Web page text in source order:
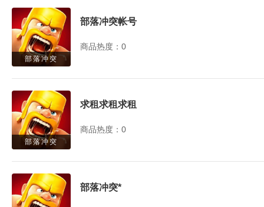
部落冲突
部落冲突帐号
商品热度：0
部落冲突
求租求租求租
商品热度：0
部落冲突*